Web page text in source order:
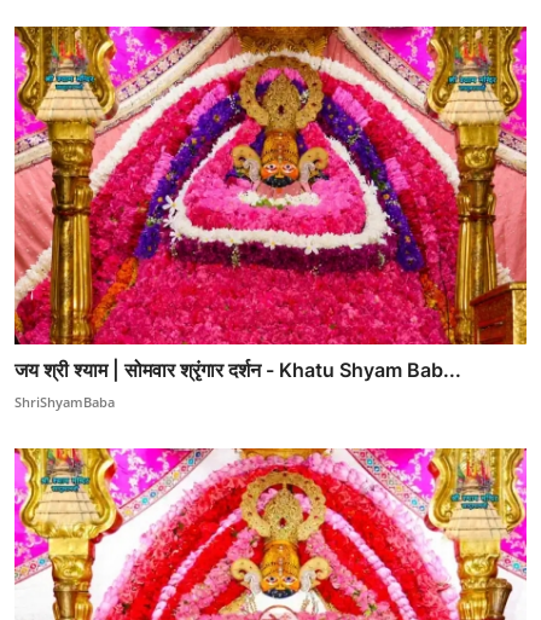
जय श्री श्याम | सोमवार श्रृंगार दर्शन - Khatu Shyam Bab...
ShriShyamBaba